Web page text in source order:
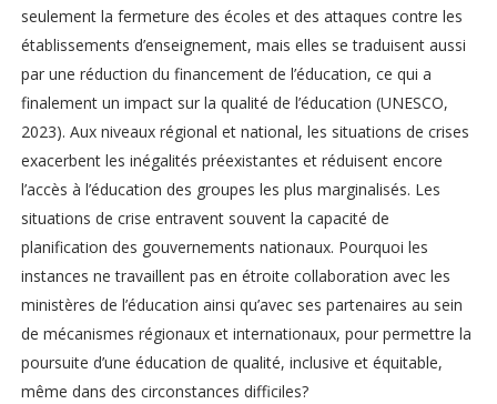
seulement la fermeture des écoles et des attaques contre les
établissements d’enseignement, mais elles se traduisent aussi
par une réduction du financement de l’éducation, ce qui a
finalement un impact sur la qualité de l’éducation (UNESCO,
2023). Aux niveaux régional et national, les situations de crises
exacerbent les inégalités préexistantes et réduisent encore
l’accès à l’éducation des groupes les plus marginalisés. Les
situations de crise entravent souvent la capacité de
planification des gouvernements nationaux. Pourquoi les
instances ne travaillent pas en étroite collaboration avec les
ministères de l’éducation ainsi qu’avec ses partenaires au sein
de mécanismes régionaux et internationaux, pour permettre la
poursuite d’une éducation de qualité, inclusive et équitable,
même dans des circonstances difficiles?